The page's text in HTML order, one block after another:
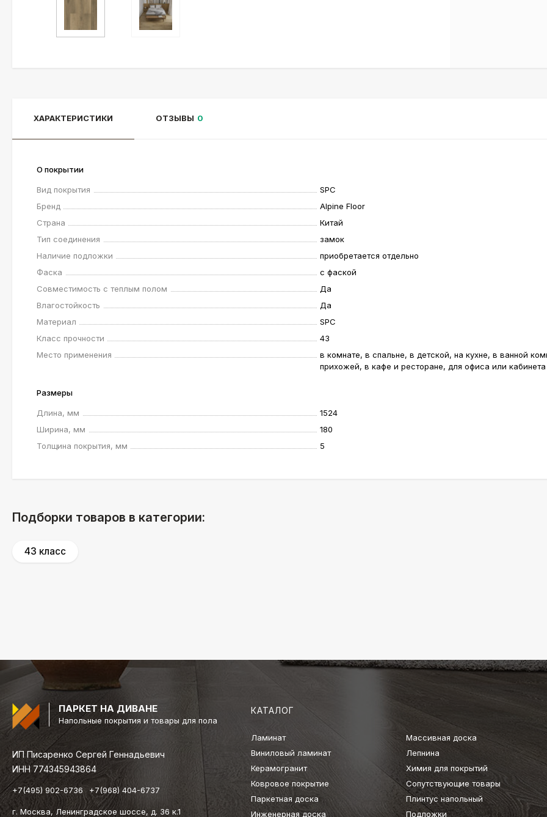
ХАРАКТЕРИСТИКИ ОТЗЫВЫ 0
О покрытии
Вид покрытия
SPC
Бренд
Alpine Floor
Страна
Китай
Тип соединения
замок
Наличие подложки
приобретается отдельно
Фаска
с фаской
Совместимость с теплым полом
Да
Влагостойкость
Да
Материал
SPC
Класс прочности
43
Место применения
в комнате, в спальне, в детской, на кухне, в ванной
прихожей, в кафе и ресторане, для офиса или кабинета
Размеры
Длина, мм
1524
Ширина, мм
180
Толщина покрытия, мм
5
Подборки товаров в категории:
43 класс
ПАРКЕТ НА ДИВАНЕ
Напольные покрытия и товары для пола
ИП Писаренко Сергей Геннадьевич
ИНН 774345943864
+7(495) 902-6736 +7(968) 404-6737
г. Москва, Ленинградское шоссе, д. 36 к.1
КАТАЛОГ
Ламинат
Виниловый ламинат
Керамогранит
Ковровое покрытие
Паркетная доска
Инженерная доска
Массивная доска
Лепнина
Химия для покрытий
Сопутствующие товары
Плинтус напольный
Подложки